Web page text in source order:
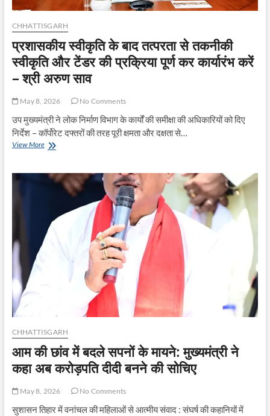
CHHATTISGARH
प्रशासकीय स्वीकृति के बाद तत्परता से तकनीकी
स्वीकृति और टेंडर की प्रक्रिया पूर्ण कर कार्यारंभ करें
– श्री अरुण साव
May 8, 2026 No Comments
उप मुख्यमंत्री ने लोक निर्माण विभाग के कार्यों की समीक्षा की अधिकारियों को दिए
निर्देश – कॉर्पोरेट दफ्तरों की तरह पूरी क्षमता और दक्षता से…
View Moreप्रशासकीय
बाद
तत्परता
स्वीकृति
और
टेंडर
श्री
अरुण
साव
CHHATTISGARH
आम की छांव में बदले सपनों के मायने: मुख्यमंत्री ने
कहा अब करोड़पति दीदी बनने की सोचिए
May 8, 2026 No Comments
सुशासन तिहार में वनांचल की महिलाओं से आत्मीय संवाद : संघर्ष की कहानियों में